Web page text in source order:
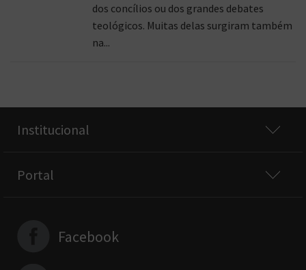
dos concílios ou dos grandes debates
teológicos. Muitas delas surgiram também
na...
Institucional
Portal
Facebook